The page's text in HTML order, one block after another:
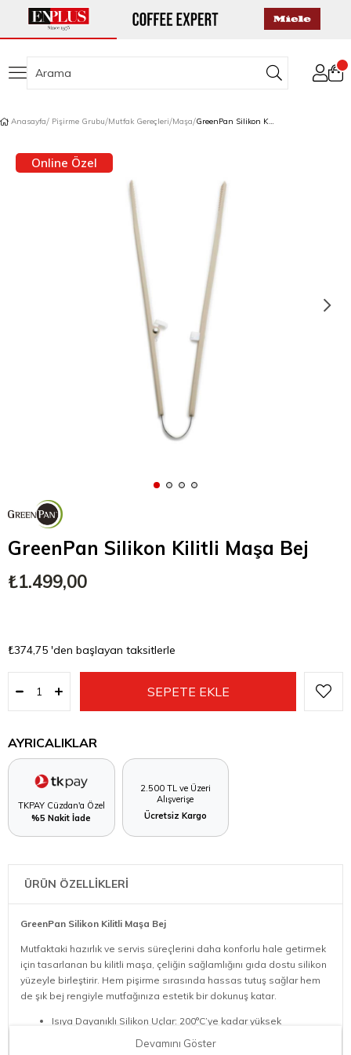
Anasayfa Pişirme Grubu Mutfak Gereçleri Maşa GreenPan Silikon Kilitli Maşa Bej
Online Özel
GreenPan Silikon Kilitli Maşa Bej
₺1.499,00
₺374,75 'den başlayan taksitlerle
AYRICALIKLAR
TKPAY Cüzdan'a Özel
%5 Nakit İade
2.500 TL ve Üzeri
Alışverişe
Ücretsiz Kargo
ÜRÜN ÖZELLİKLERİ
GreenPan Silikon Kilitli Maşa Bej
Mutfaktaki hazırlık ve servis süreçlerini daha konforlu hale getirmek
için tasarlanan bu kilitli maşa, çeliğin sağlamlığını gıda dostu silikon
yüzeyle birleştirir. Hem pişirme sırasında hassas tutuş sağlar hem
de şık bej rengiyle mutfağınıza estetik bir dokunuş katar.
Isıya Dayanıklı Silikon Uçlar: 200°C’ye kadar yüksek
sıcaklıklara dayanıklı silikon başlıkları, hassas yüzeyli tencere
Devamını Göster